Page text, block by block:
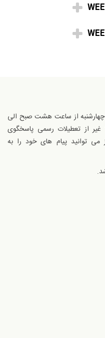
چهارشنبه از ساعت هشت صبح الی
چهار عصر و پنجشنبه ها تا ساعت 13 غیر از تعطیلات رسمی پاسخگوی
توانید پیام های خود را به